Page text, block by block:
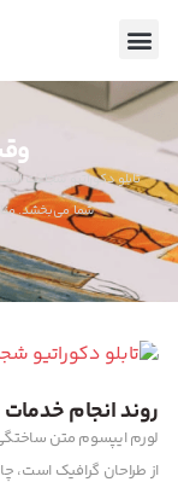
تابلو دکوراتیو شجاعت
شما می‌بخشد.
روند انجام خدمات
لورم ایپسوم متن
از طراحان گرافیک است،